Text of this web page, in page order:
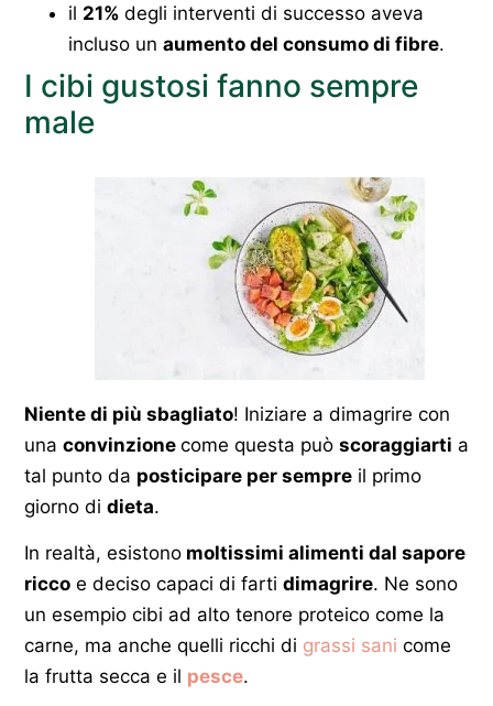
il 21% degli interventi di successo aveva
incluso un aumento del consumo di fibre.
I cibi gustosi fanno sempre
male
Niente di più sbagliato! Iniziare a dimagrire con
una convinzione come questa può scoraggiarti a
tal punto da posticipare per sempre il primo
giorno di dieta.
In realtà, esistono moltissimi alimenti dal sapore
ricco e deciso capaci di farti dimagrire. Ne sono
un esempio cibi ad alto tenore proteico come la
carne, ma anche quelli ricchi di grassi sani come
la frutta secca e il pesce.